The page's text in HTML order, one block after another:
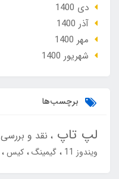
دی 1400
آذر 1400
مهر 1400
شهریور 1400
برچسب‌ها
لپ تاپ نقد و بررسی
ویندوز 11
گیمینگ کیس